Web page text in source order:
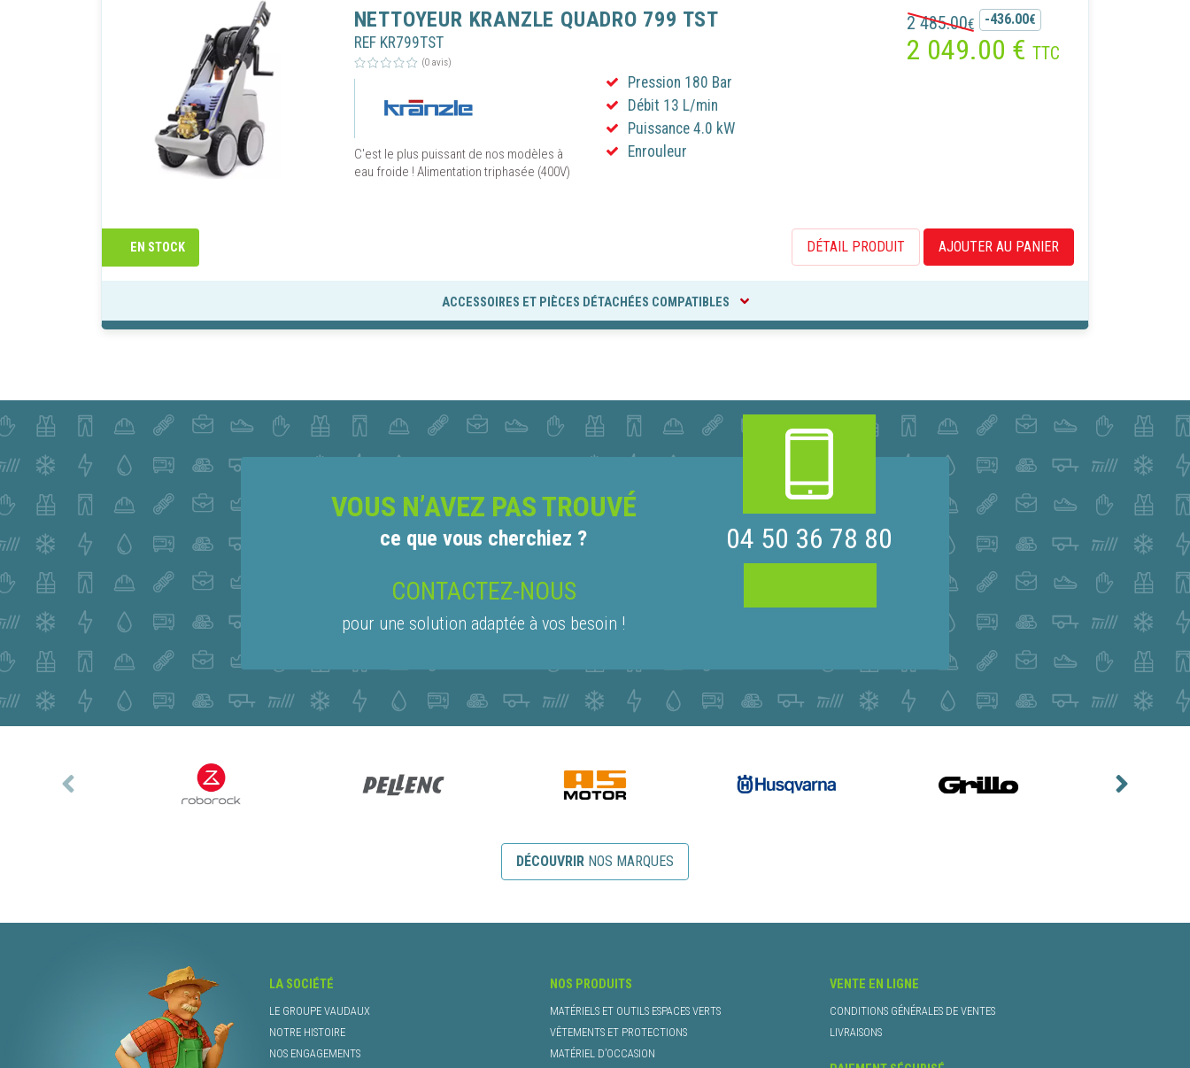
NETTOYEUR KRANZLE QUADRO 799 TST
REF KR799TST
(0 avis)
2 485.00€ -436.00€
2 049.00 € TTC
C'est le plus puissant de nos modèles à
eau froide ! Alimentation triphasée (400V)
Pression 180 Bar
Débit 13 L/min
Puissance 4.0 kW
Enrouleur
EN STOCK DÉTAIL PRODUIT AJOUTER AU PANIER
ACCESSOIRES ET PIÈCES DÉTACHÉES COMPATIBLES
VOUS N’AVEZ PAS TROUVÉ
ce que vous cherchiez ?
CONTACTEZ-NOUS
pour une solution adaptée à vos besoin !
04 50 36 78 80
DÉCOUVRIR NOS MARQUES
LA SOCIÉTÉ
LE GROUPE VAUDAUX
NOTRE HISTOIRE
NOS ENGAGEMENTS
NOS PRODUITS
MATÉRIELS ET OUTILS ESPACES VERTS
VÊTEMENTS ET PROTECTIONS
MATÉRIEL D’OCCASION
VENTE EN LIGNE
CONDITIONS GÉNÉRALES DE VENTES
LIVRAISONS